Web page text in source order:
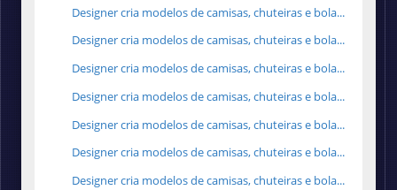
Designer cria modelos de camisas, chuteiras e bola...
Designer cria modelos de camisas, chuteiras e bola...
Designer cria modelos de camisas, chuteiras e bola...
Designer cria modelos de camisas, chuteiras e bola...
Designer cria modelos de camisas, chuteiras e bola...
Designer cria modelos de camisas, chuteiras e bola...
Designer cria modelos de camisas, chuteiras e bola...